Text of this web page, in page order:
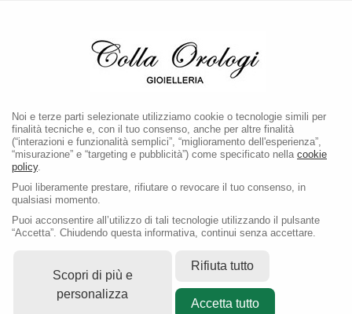
LA BOUTIQUE E' CHIUSA PER PAUSA ESTIVA FINO AL
Noi e terze parti selezionate utilizziamo cookie o tecnologie simili per
finalità tecniche e, con il tuo consenso, anche per altre finalità
(“interazioni e funzionalità semplici”, “miglioramento dell'esperienza”,
“misurazione” e “targeting e pubblicità”) come specificato nella cookie
policy.
Puoi liberamente prestare, rifiutare o revocare il tuo consenso, in
qualsiasi momento.
Puoi acconsentire all’utilizzo di tali tecnologie utilizzando il pulsante
“Accetta”. Chiudendo questa informativa, continui senza accettare.
Scopri di più e
personalizza
Rifiuta tutto
Accetta tutto